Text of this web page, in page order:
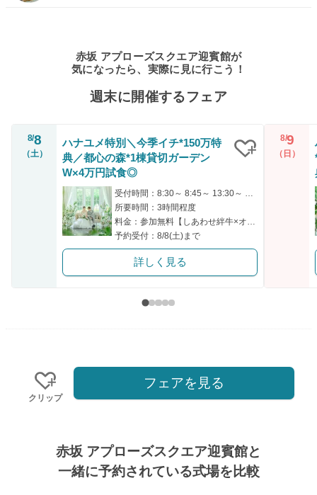
赤坂 アプローズスクエア迎賓館が
気になったら、実際に見に行こう！
週末に開催するフェア
8/8
（土）
ハナユメ特別＼今季イチ*150万特
典／都心の森*1棟貸切ガーデン
W×4万円試食◎
受付時間：8:30～ 8:45～ 13:30～ 13:45～
所要時間：3時間程度
料金：参加無料【しあわせ絆牛×オマール海老の豪華試食会付】
予約受付：8/8(土)まで
詳しく見る
8/9
（日）
クリップ
フェアを見る
赤坂 アプローズスクエア迎賓館と
一緒に予約されている式場を比較